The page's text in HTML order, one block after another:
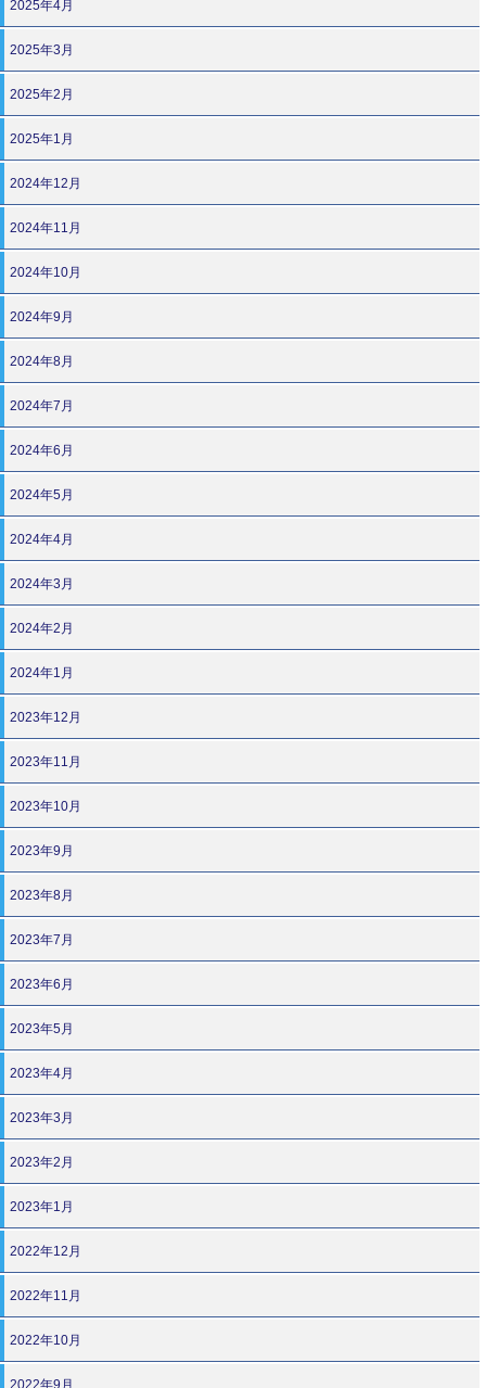
2025年4月
2025年3月
2025年2月
2025年1月
2024年12月
2024年11月
2024年10月
2024年9月
2024年8月
2024年7月
2024年6月
2024年5月
2024年4月
2024年3月
2024年2月
2024年1月
2023年12月
2023年11月
2023年10月
2023年9月
2023年8月
2023年7月
2023年6月
2023年5月
2023年4月
2023年3月
2023年2月
2023年1月
2022年12月
2022年11月
2022年10月
2022年9月